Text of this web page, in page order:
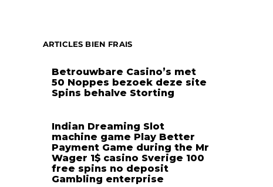
ARTICLES BIEN FRAIS
Betrouwbare Casino’s met
50 Noppes bezoek deze site
Spins behalve Storting
Indian Dreaming Slot
machine game Play Better
Payment Game during the Mr
Wager 1$ casino Sverige 100
free spins no deposit
Gambling enterprise